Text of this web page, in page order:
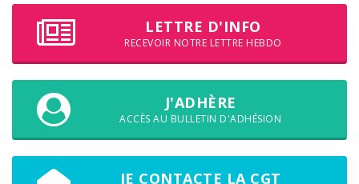
LETTRE D'INFO
RECEVOIR NOTRE LETTRE HEBDO
J'ADHÈRE
ACCÈS AU BULLETIN D'ADHÉSION
JE CONTACTE LA CGT